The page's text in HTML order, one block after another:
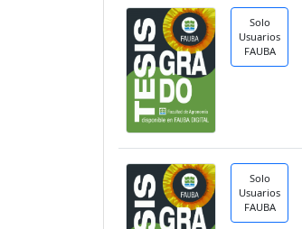
Solo
Usuarios
FAUBA
Solo
Usuarios
FAUBA